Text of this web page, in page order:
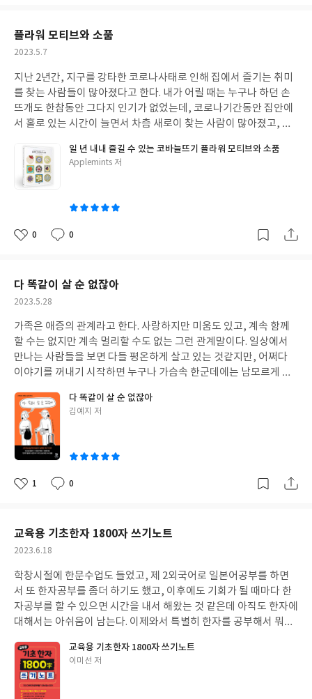
요가 있을까 하는 생각도 조금은 있지만, 나의 글씨체가 좀더 가독
성이 높고 내가 보기에도 편안해졌으면 좋겠다는 마음도 있어서 이
번 필사노트를 따라 써보면 도움이 되겠다는 생각이 들었다. 좋은 글
로 마음도 다스리고, 부단한 노력으로 좀더 단정하고 예쁜 글씨체를
가질 수 있는 좋은 기회가 될 것같아서 기쁘다. #이 글은 출판사로부
터 책을 제공받아 쓴 글입니다.
고, 같은 실수를 반복한다. 인류의 역사속 어딘가에 숨겨졌던 비극
이 재현되지 않을 것이라는 보장은 어디에도 없다. SF소설 <사탕비
>에서 위기를 맞은 인간은 자신들을 대신할 휴머노이드 '캔디인
간'을 만들어낸다. 그들에게 캔디인간은 지금의 우리가 우리를 대신
해서 쓰는 기계와 다를 바없다는 생각으로 만들어내었을지도 모르
겠다. 책속의 인간들에게 캔디인간의 반란?은 나를 대신해서 아침
저녁으로 방을 청소해주던 로봇청소기가 갑자기 '언제까지 내가 청
에서도 인간처럼 반응하는 로봇이 있는 지금의 세상에서 살다보니
소설속 캔디인간의 마음을 이해하는 것이 어렵지 않았다. 그저 남은
생각은 인간다움이 무엇인지, 인간은 인간에게만 인간다우면 되는
옳고 그름을 따질 수 있을까 등등의 여러 생각이 들었다. 분명한 것
은 앞으로의 세상은 지금과는 완전히 다를 것이고, 빠르게 변하는
세상에 적응하기 함들게도 계속 나이를 먹어갈테니, 지금보다 좀더
보는 것. 이것이야말로 내가 SF소설을 읽는 또하나의 이유이다.
플라워 모티브와 소품
작
일
2023.5.7
지난 2년간, 지구를 강타한 코로나사태로 인해 집에서 즐기는 취미
를 찾는 사람들이 많아졌다고 한다. 내가 어릴 때는 누구나 하던 손
뜨개도 한참동안 그다지 인기가 없었는데, 코로나기간동안 집안에
서 홀로 있는 시간이 늘면서 차츰 새로이 찾는 사람이 많아졌고, 기
나 또한 독학으로 가을겨울기간에만 잠깐씩 하던 손뜨개를 올 봄에
는 제대로 배워봐야겠다는 생각이 문득 들어서 인근의 학습관에서
주 1회 수강을 시작하였으니, 이 또한 코로나기간동안 자유롭지 못
다보니 여러 손뜨개책을 찾아 보고 만들어 보게 된다. 혼자 만들다보
면 과정중에 생기는 궁금한 점을 어디가서 물어보고 싶어지는데, 그
에도 신경을 쓰게 되는 점은 독학과의 차이이기도 하다. 가을 겨울에
모자나, 목도리 등만 하나씩 뜨고나면 보통은 손뜨개에 대한 관심이
수그러드는데, 손뜨개과정을 수강하게 되다보니 관심이 커지는 상
황에 만난 <일 년 내내 즐길 수 있는 코바늘뜨기 플라워 모티브와 소
품>은 쉽게 볼 수 없는 도안이 많이 있어서 흥미로웠다. 제목에 있는
것처럼 여러 종류의 플라워 모티브를 다양하게 만들어 볼 수 있다는
것이 가장 큰 장점인데, 이전에 간간히 조금씩 보았던 플라워 모티
의 꽃이름을 함께 알 수 있는 점이 아주 좋았다. 특히, 이 책에 실린
모티브들은 평면도안이 아니라 꽃들이 튀어나오는 것처럼 느껴지
는 입체도안으로 많이 실려 있다. 평평하게 뜨는 평면도안을 많이 떠
본 뜨개질 애호가들도 새로운 마음으로 볼 수 있지 않을까 싶은 생각
도 든다. 책속에 공통 기초부분도 순서대로 칼라프린트로 잘 나와 있
어서 손뜨개를 많이 해보지 않은 사람들도 조금씩 공부해가면서 시
도한다면 충분히 마음에 드는 작품을 만들 수 있을 것같다. 내가 잘
도 있다는 것을 아는 것만으로도 인생이 조금은 덜 심심할 것이다.
일 년 내내 즐길 수 있는 코바늘뜨기 플라워 모티브와 소품
글
Applemints 저
좋
0
댓
0
작
다 똑같이 살 순 없잖아
작
일
2023.5.28
가족은 애증의 관계라고 한다. 사랑하지만 미움도 있고, 계속 함께
할 수는 없지만 계속 멀리할 수도 없는 그런 관계말이다. 일상에서
만나는 사람들을 보면 다들 평온하게 살고 있는 것같지만, 어쩌다
이야기를 꺼내기 시작하면 누구나 가슴속 한군데에는 남모르게 쌓
을 지고 산다는 말이 정말 맞다는 생각을 하기도 했었다. 학창시절과
사회생활을 거치면서 간혹 '저 사람은 참 사랑받고 컸구나' 싶은 느
낌이 들게 하는 사람을 만나기도 하는데, 그런 사람을 보면 역시 원
만하고 자존감이 높은 성격은 조기 가정교육의 영향인가 하는 생각
을 하기도 했다. 한편으로는 그런 환경에서 그렇게 자라지 못한 사람
은 앞으로도 별 수가 없나 싶기도 했는데, 이번에 이 책 <다 똑같이
음'을 사랑으로 받아들이는 부분이었다. 책 속의 저자는 무리한 가
격의 옷으로 느낀 사랑을 이야기했는데, 그 마음이 나에게는 극장이
었다. 잔병치레가 잦았던 어린 시절의 어느 날, 시내의 병원에 갔다
가 집으로 오는 길에 갑지기 극장에 가고 싶다고 떼를 썼었더랬다.
나말고 다른 형제들도 있었는데, 용케 허락받고 함께 들어갔던 극장
안은 사람들이 너무 많아서 금세 컨디션이 안좋아졌었고, 결국 얼마
있지도 못하고 앞자리로 가서 신나게 보고 있던 형제들까지 다 불러
했었기 때문에, 저자가 엄마의 사랑을 확인하는 방법이 무리하는 마
음이었다고 한 부분에 공감할 수 있었다. 물론, 이후에 저자를 무리
한 선물로 엄마에게 가끔 사랑을 표현한다고 하는데, 나는 그렇지는
못한 것같지만 말이다. 나에게 아무런 영향도 미치지 못하는 주변인
다 똑같이 살 순 없잖아
글
김예지 저
좋
1
댓
0
작
교육용 기초한자 1800자 쓰기노트
작
일
2023.6.18
학창시절에 한문수업도 들었고, 제 2외국어로 일본어공부를 하면
서 또 한자공부를 좀더 하기도 했고, 이후에도 기회가 될 때마다 한
자공부를 할 수 있으면 시간을 내서 해왔는 것 같은데 아직도 한자에
대해서는 아쉬움이 남는다. 이제와서 특별히 한자를 공부해서 뭐가
족을 때때로 느끼고 좀더 적합하게 적절한 단어를 쓰고 싶다는 마음
은 항상 있으니까 더 아쉽지 않나 싶기도 하다. 평범한 일상에서 한
자를 모르고도 충분히 생활이 가능하고 자신의 의사를 표현함에 부
교육용 기초한자 1800자 쓰기노트
글
이미선 저